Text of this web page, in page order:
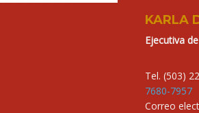
KARLA
Ejecutiva
Tel. (503)
7680-7957
Correo